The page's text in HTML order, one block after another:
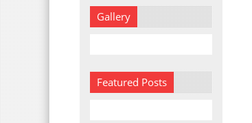
Gallery
Featured Posts